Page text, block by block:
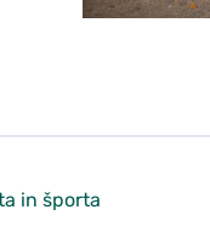
in športa